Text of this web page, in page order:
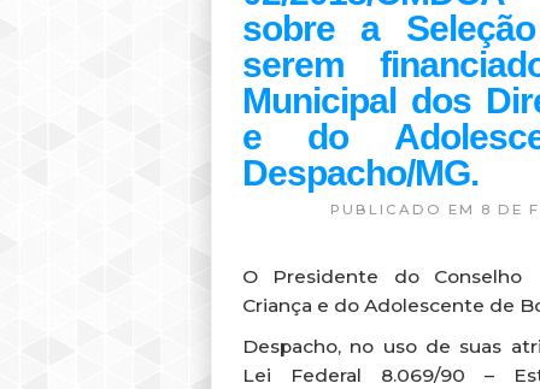
sobre a
serem
Municipal dos
e do
Despacho/MG.
PUBLICADO EM 8 DE
O Presidente do Conselho
Criança e do Adolescente de
Despacho, no uso de suas
Lei Federal 8.069/90 –